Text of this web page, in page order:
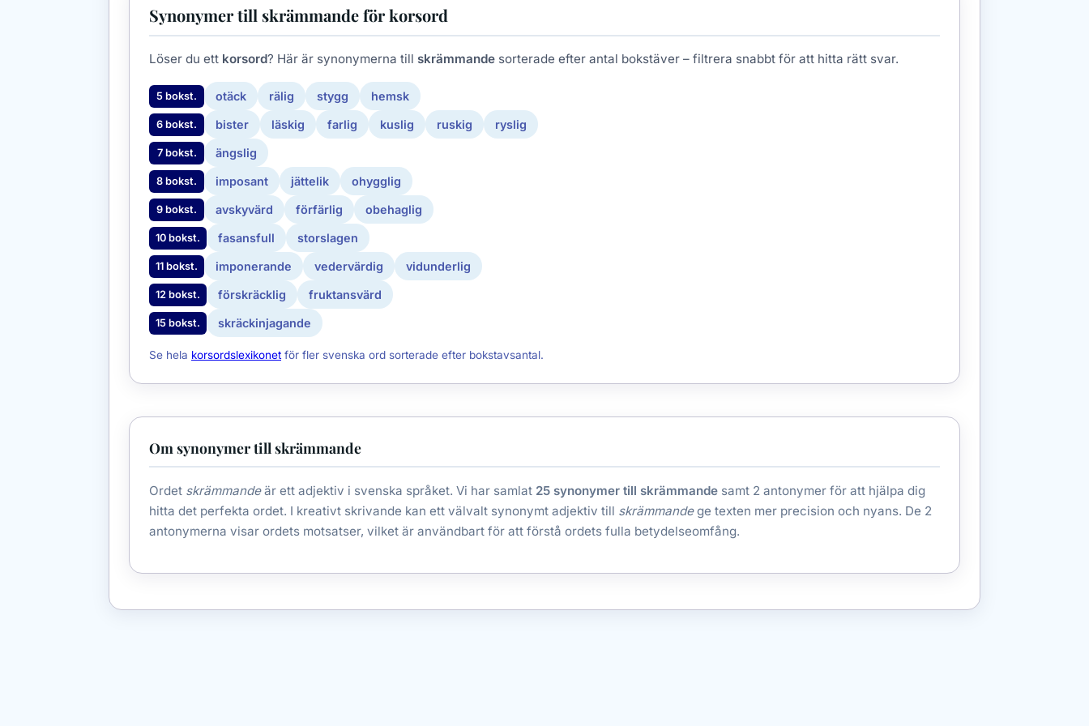
Synonymer till skrämmande för korsord
Löser du ett korsord? Här är synonymerna till skrämmande sorterade efter antal bokstäver – filtrera snabbt för att hitta rätt svar.
5 bokst. otäck rälig stygg hemsk
6 bokst. bister läskig farlig kuslig ruskig ryslig
7 bokst. ängslig
8 bokst. imposant jättelik ohygglig
9 bokst. avskyvärd förfärlig obehaglig
10 bokst. fasansfull storslagen
11 bokst. imponerande vedervärdig vidunderlig
12 bokst. förskräcklig fruktansvärd
15 bokst. skräckinjagande
Se hela korsordslexikonet för fler svenska ord sorterade efter bokstavsantal.
Om synonymer till skrämmande
Ordet skrämmandeär ett adjektiv i svenska språket. Vi har samlat 25 synonymer till skrämmande samt 2 antonymer för att hjälpa dig
hitta det perfekta ordet. I kreativt skrivande kan ett välvalt synonymt adjektiv till skrämmandege texten mer precision och nyans. De 2
antonymerna visar ordets motsatser, vilket är användbart för att förstå ordets fulla betydelseomfång.